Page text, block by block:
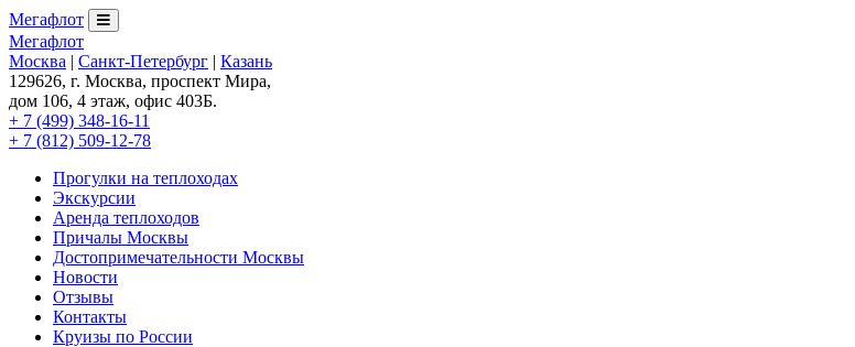
Мегафлот
Мегафлот
Москва | Санкт-Петербург | Казань
129626, г. Москва, проспект Мира,
дом 106, 4 этаж, офис 403Б.
+ 7 (499) 348-16-11
+ 7 (812) 509-12-78
Прогулки на теплоходах
Экскурсии
Аренда теплоходов
Причалы Москвы
Достопримечательности Москвы
Новости
Отзывы
Контакты
Круизы по России